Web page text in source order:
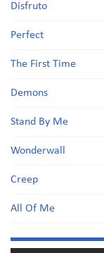
Disfruto
Perfect
The First Time
Demons
Stand By Me
Wonderwall
Creep
All Of Me